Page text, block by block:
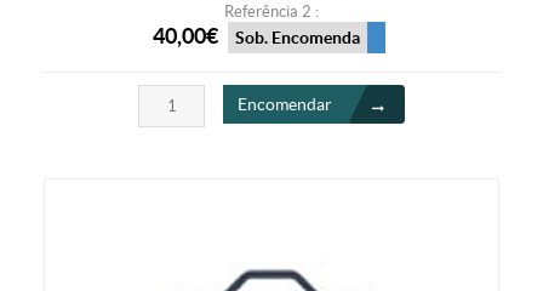
Referência 2 :
40,00€ Sob. Encomenda
Encomendar